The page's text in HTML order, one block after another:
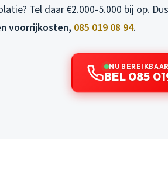
Tel daar €2.000-5.000 bij op.
voorrijkosten, 085 019 08 94.
NU BEREIKBAAR
BEL 085